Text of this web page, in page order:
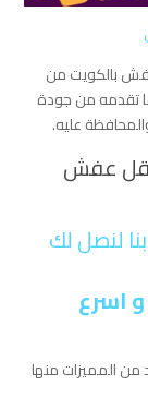
بالكويت من
تقدمه من جودة
عليه.
نقل عفش
لنصل لك
اسرع
المميزات منها